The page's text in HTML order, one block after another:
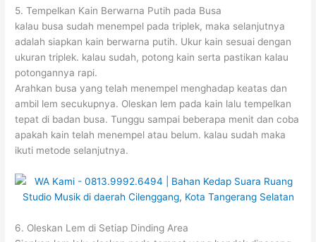
5. Tempelkan Kain Berwarna Putih pada Busa
kalau busa sudah menempel pada triplek, maka selanjutnya
adalah siapkan kain berwarna putih. Ukur kain sesuai dengan
ukuran triplek. kalau sudah, potong kain serta pastikan kalau
potongannya rapi.
Arahkan busa yang telah menempel menghadap keatas dan
ambil lem secukupnya. Oleskan lem pada kain lalu tempelkan
tepat di badan busa. Tunggu sampai beberapa menit dan coba
apakah kain telah menempel atau belum. kalau sudah maka
ikuti metode selanjutnya.
6. Oleskan Lem di Setiap Dinding Area